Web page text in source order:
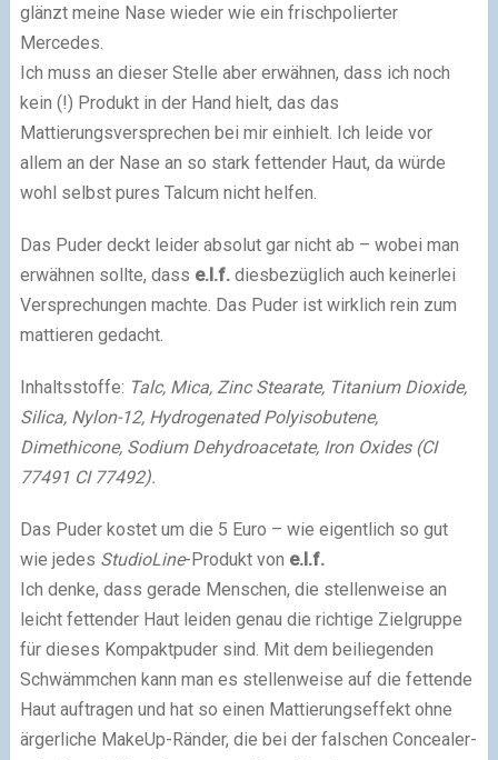
glänzt meine Nase wieder wie ein frischpolierter
Mercedes.
Ich muss an dieser Stelle aber erwähnen, dass ich noch
kein (!) Produkt in der Hand hielt, das das
Mattierungsversprechen bei mir einhielt. Ich leide vor
allem an der Nase an so stark fettender Haut, da würde
wohl selbst pures Talcum nicht helfen.
Das Puder deckt leider absolut gar nicht ab – wobei man
erwähnen sollte, dass e.l.f.diesbezüglich auch keinerlei
Versprechungen machte. Das Puder ist wirklich rein zum
mattieren gedacht.
Inhaltsstoffe: Talc, Mica, Zinc Stearate, Titanium Dioxide,
Silica, Nylon-12, Hydrogenated Polyisobutene,
Dimethicone, Sodium Dehydroacetate, Iron Oxides (CI
77491 CI 77492).
Das Puder kostet um die 5 Euro – wie eigentlich so gut
wie jedes StudioLine-Produkt von e.l.f.
Ich denke, dass gerade Menschen, die stellenweise an
leicht fettender Haut leiden genau die richtige Zielgruppe
für dieses Kompaktpuder sind. Mit dem beiliegenden
Schwämmchen kann man es stellenweise auf die fettende
Haut auftragen und hat so einen Mattierungseffekt ohne
ärgerliche MakeUp-Ränder, die bei der falschen Concealer-